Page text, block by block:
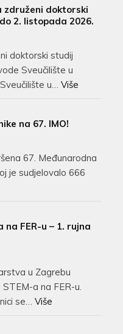
združeni doktorski
2. listopada 2026.
doktorski studij
Sveučilište u
u… Više
na 67. IMO!
67. Međunarodna
je sudjelovalo 666
FER-u – 1. rujna
u Zagrebu
a na FER-u.
se… Više